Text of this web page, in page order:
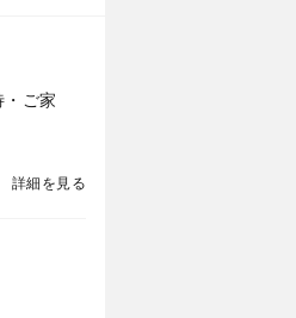
ご家
詳細を見る